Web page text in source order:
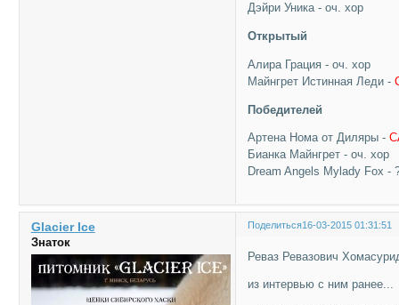
Дэйри Уника - оч. хор
Открытый
Алира Грация - оч. хор
Майнгрет Истинная Леди -
Победителей
Артена Нома от Диляры -
Бианка Майнгрет - оч. хор
Dream Angels Mylady Fox -
Поделиться16-03-2015 01:31:51
Glacier Ice
Знаток
Реваз Ревазович
из интервью с ним ранее...